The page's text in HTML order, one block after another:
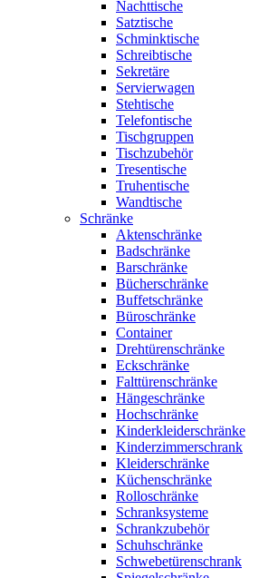
Nachttische
Satztische
Schminktische
Schreibtische
Sekretäre
Servierwagen
Stehtische
Telefontische
Tischgruppen
Tischzubehör
Tresentische
Truhentische
Wandtische
Schränke
Aktenschränke
Badschränke
Barschränke
Bücherschränke
Buffetschränke
Büroschränke
Container
Drehtürenschränke
Eckschränke
Falttürenschränke
Hängeschränke
Hochschränke
Kinderkleiderschränke
Kinderzimmerschrank
Kleiderschränke
Küchenschränke
Rolloschränke
Schranksysteme
Schrankzubehör
Schuhschränke
Schwebetürenschrank